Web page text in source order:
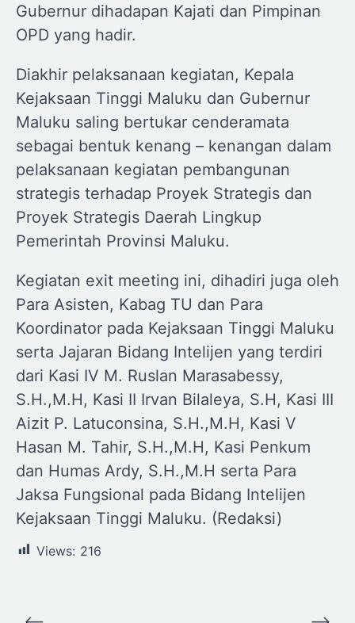
Gubernur dihadapan Kajati dan Pimpinan
OPD yang hadir.
Diakhir pelaksanaan kegiatan, Kepala
Kejaksaan Tinggi Maluku dan Gubernur
Maluku saling bertukar cenderamata
sebagai bentuk kenang – kenangan dalam
pelaksanaan kegiatan pembangunan
strategis terhadap Proyek Strategis dan
Proyek Strategis Daerah Lingkup
Pemerintah Provinsi Maluku.
Kegiatan exit meeting ini, dihadiri juga oleh
Para Asisten, Kabag TU dan Para
Koordinator pada Kejaksaan Tinggi Maluku
serta Jajaran Bidang Intelijen yang terdiri
dari Kasi IV M. Ruslan Marasabessy,
S.H.,M.H, Kasi II Irvan Bilaleya, S.H, Kasi III
Aizit P. Latuconsina, S.H.,M.H, Kasi V
Hasan M. Tahir, S.H.,M.H, Kasi Penkum
dan Humas Ardy, S.H.,M.H serta Para
Jaksa Fungsional pada Bidang Intelijen
Kejaksaan Tinggi Maluku. (Redaksi)
Views: 216
Navigasi